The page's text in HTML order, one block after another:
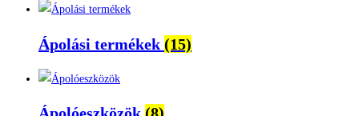
Ápolási termékek (15)